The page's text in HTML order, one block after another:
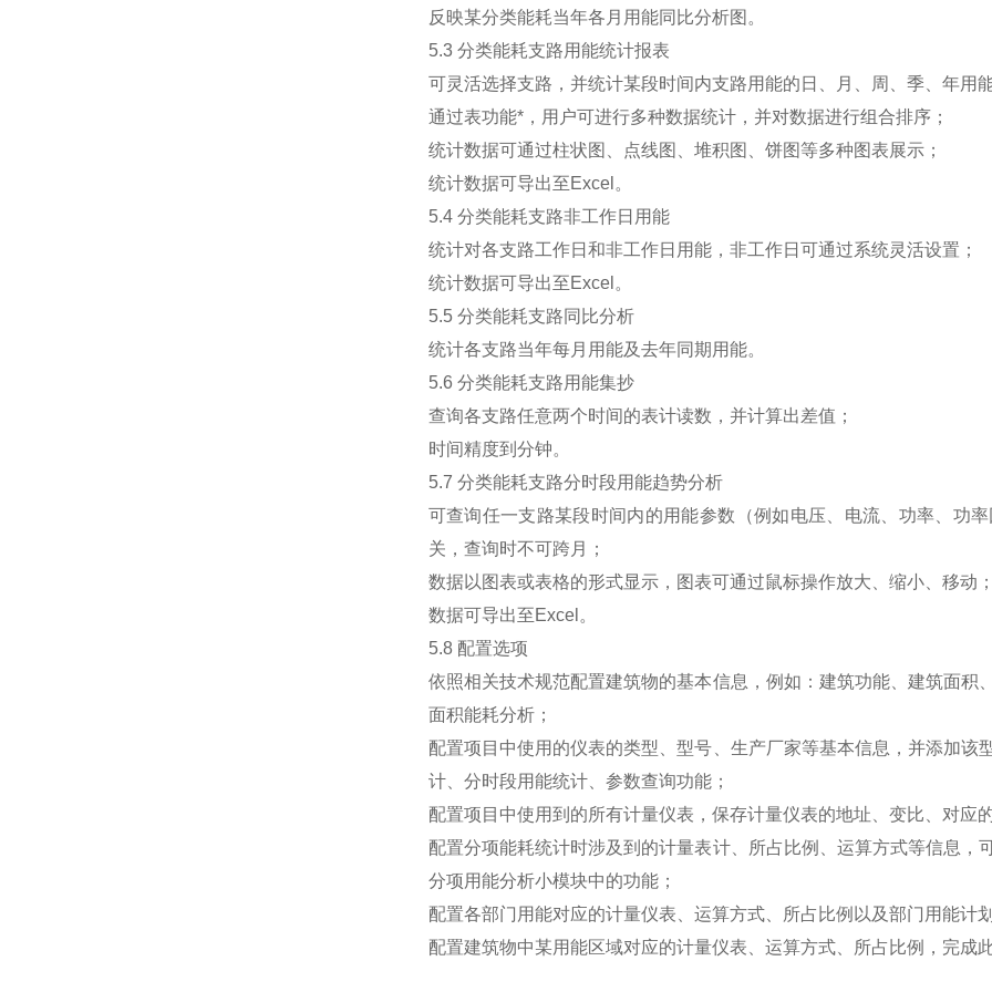
反映某分类能耗当年各月用能同比分析图。
5.3 分类能耗支路用能统计报表
可灵活选择支路，并统计某段时间内支路用能的日、月、周、季、年用
通过表功能*，用户可进行多种数据统计，并对数据进行组合排序；
统计数据可通过柱状图、点线图、堆积图、饼图等多种图表展示；
统计数据可导出至Excel。
5.4 分类能耗支路非工作日用能
统计对各支路工作日和非工作日用能，非工作日可通过系统灵活设置；
统计数据可导出至Excel。
5.5 分类能耗支路同比分析
统计各支路当年每月用能及去年同期用能。
5.6 分类能耗支路用能集抄
查询各支路任意两个时间的表计读数，并计算出差值；
时间精度到分钟。
5.7 分类能耗支路分时段用能趋势分析
可查询任一支路某段时间内的用能参数（例如电压、电流、功率、功
关，查询时不可跨月；
数据以图表或表格的形式显示，图表可通过鼠标操作放大、缩小、移动
数据可导出至Excel。
5.8 配置选项
依照相关技术规范配置建筑物的基本信息，例如：建筑功能、建筑面
面积能耗分析；
配置项目中使用的仪表的类型、型号、生产厂家等基本信息，并添加
计、分时段用能统计、参数查询功能；
配置项目中使用到的所有计量仪表，保存计量仪表的地址、变比、对应
配置分项能耗统计时涉及到的计量表计、所占比例、运算方式等信息
分项用能分析小模块中的功能；
配置各部门用能对应的计量仪表、运算方式、所占比例以及部门用能计
配置建筑物中某用能区域对应的计量仪表、运算方式、所占比例，完成